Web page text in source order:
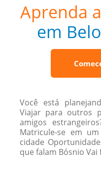
Aprenda
em
Você está
Viajar para outros
amigos
Matricule-se em
cidade
que falam Bósnio Vai